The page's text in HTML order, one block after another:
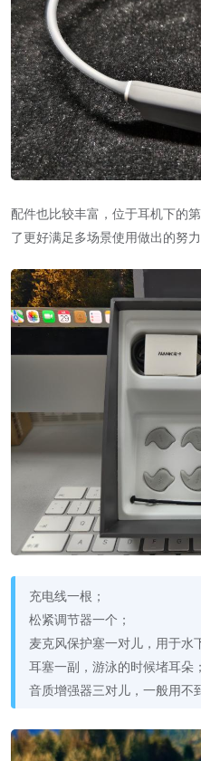
配件也比较丰富，位于耳机下的
了更好满足多场景使用做出的努力
充电线一根；
松紧调节器一个；
麦克风保护塞一对儿，用于水
耳塞一副，游泳的时候堵耳朵；
音质增强器三对儿，一般用不